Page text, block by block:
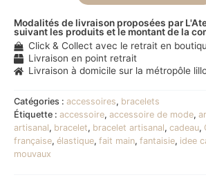
Modalités de livraison proposées par
suivant les produits et le montant de la
Click & Collect avec le retrait en
Livraison en point retrait
Livraison à domicile sur la métropôle
Catégories : accessoires, bracelets
Étiquette : accessoire, accessoire de mode,
artisanal, bracelet, bracelet artisanal, cadeau,
française, élastique, fait main, fantaisie, idee
mouvaux